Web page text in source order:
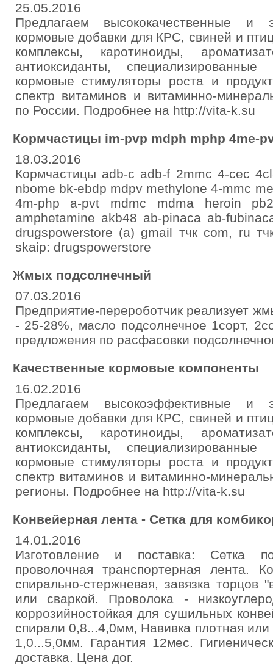
25.05.2016
Предлагаем высококачественные и
кормовые добавки для КРС, свиней и
комплексы, каротиноиды,
антиоксиданты, специализированные
кормовые стимуляторы роста и
спектр витаминов и витаминно-
по России. Подробнее на http://vita-k.su
Кормчастицы im-pvp mdph mphp 4me-
18.03.2016
Кормчастицы adb-c adb-f 2mmc 4-cec
nbome bk-ebdp mdpv methylone 4-mmc
4m-php a-pvt mdmc mdma heroin
amphetamine akb48 ab-pinaca ab-
drugspowerstore (а) gmail тчк com, ru
skаip: drugspowerstore
Жмых подсолнечный
07.03.2016
Предприятие-перероботчик реализует
- 25-28%, масло подсолнечное 1сорт,
предложения по расфасовки
Качественные кормовые компоненты
16.02.2016
Предлагаем высокоэффективные и
кормовые добавки для КРС, свиней и
комплексы, каротиноиды,
антиоксиданты, специализированные
кормовые стимуляторы роста и
спектр витаминов и витаминно-
регионы. Подробнее на http://vita-k.su
Конвейерная лента - Сетка для
14.01.2016
Изготовление и поставка: Сетка
проволочная транспортерная лента.
спирально-стержневая, завязка торцов
или сваркой. Проволока -
коррозийностойкая для сушильных
спирали 0,8...4,0мм, Навивка плотная
1,0...5,0мм. Гарантия 12мес.
доставка. Цена дог.